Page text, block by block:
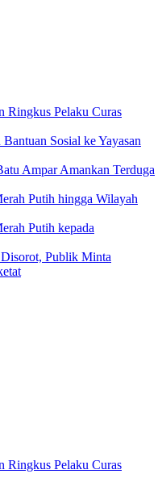
Ringkus Pelaku Curas
Sosial ke Yayasan
Ampar Amankan Terduga
Putih hingga Wilayah
Putih kepada
Publik Minta
Ringkus Pelaku Curas